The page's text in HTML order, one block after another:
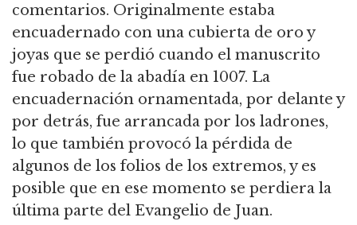
comentarios. Originalmente estaba
encuadernado con una cubierta de oro y
joyas que se perdió cuando el manuscrito
fue robado de la abadía en 1007. La
encuadernación ornamentada, por delante y
por detrás, fue arrancada por los ladrones,
lo que también provocó la pérdida de
algunos de los folios de los extremos, y es
posible que en ese momento se perdiera la
última parte del Evangelio de Juan.